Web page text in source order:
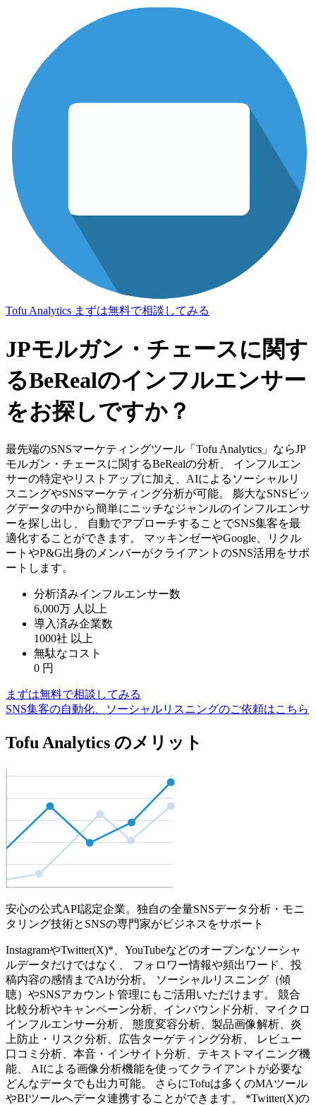
Tofu Analytics まずは無料で相談してみる
JPモルガン・チェースに関す
るBeRealのインフルエンサー
をお探しですか？
最先端のSNSマーケティングツール「Tofu Analytics」ならJP
モルガン・チェースに関するBeRealの分析、 インフルエン
サーの特定やリストアップに加え、AIによるソーシャルリ
スニングやSNSマーケティング分析が可能。 膨大なSNSビッ
グデータの中から簡単にニッチなジャンルのインフルエンサ
ーを探し出し、 自動でアプローチすることでSNS集客を最
適化することができます。 マッキンゼーやGoogle、リクル
ートやP&G出身のメンバーがクライアントのSNS活用をサポ
ートします。
分析済みインフルエンサー数
6,000万 人以上
導入済み企業数
1000社 以上
無駄なコスト
0 円
まずは無料で相談してみる
SNS集客の自動化、ソーシャルリスニングのご依頼はこちら
Tofu Analytics のメリット
安心の公式API認定企業。独自の全量SNSデータ分析・モニ
タリング技術とSNSの専門家がビジネスをサポート
InstagramやTwitter(X)*、YouTubeなどのオープンなソーシャ
ルデータだけではなく、 フォロワー情報や頻出ワード、投
稿内容の感情までAIが分析。 ソーシャルリスニング（傾
聴）やSNSアカウント管理にもご活用いただけます。 競合
比較分析やキャンペーン分析、インバウンド分析、マイクロ
インフルエンサー分析、 態度変容分析、製品画像解析、炎
上防止・リスク分析、広告ターゲティング分析、 レビュー
口コミ分析、本音・インサイト分析、テキストマイニング機
能、 AIによる画像分析機能を使ってクライアントが必要な
どんなデータでも出力可能。 さらにTofuは多くのMAツール
やBIツールへデータ連携することができます。 *Twitter(X)の